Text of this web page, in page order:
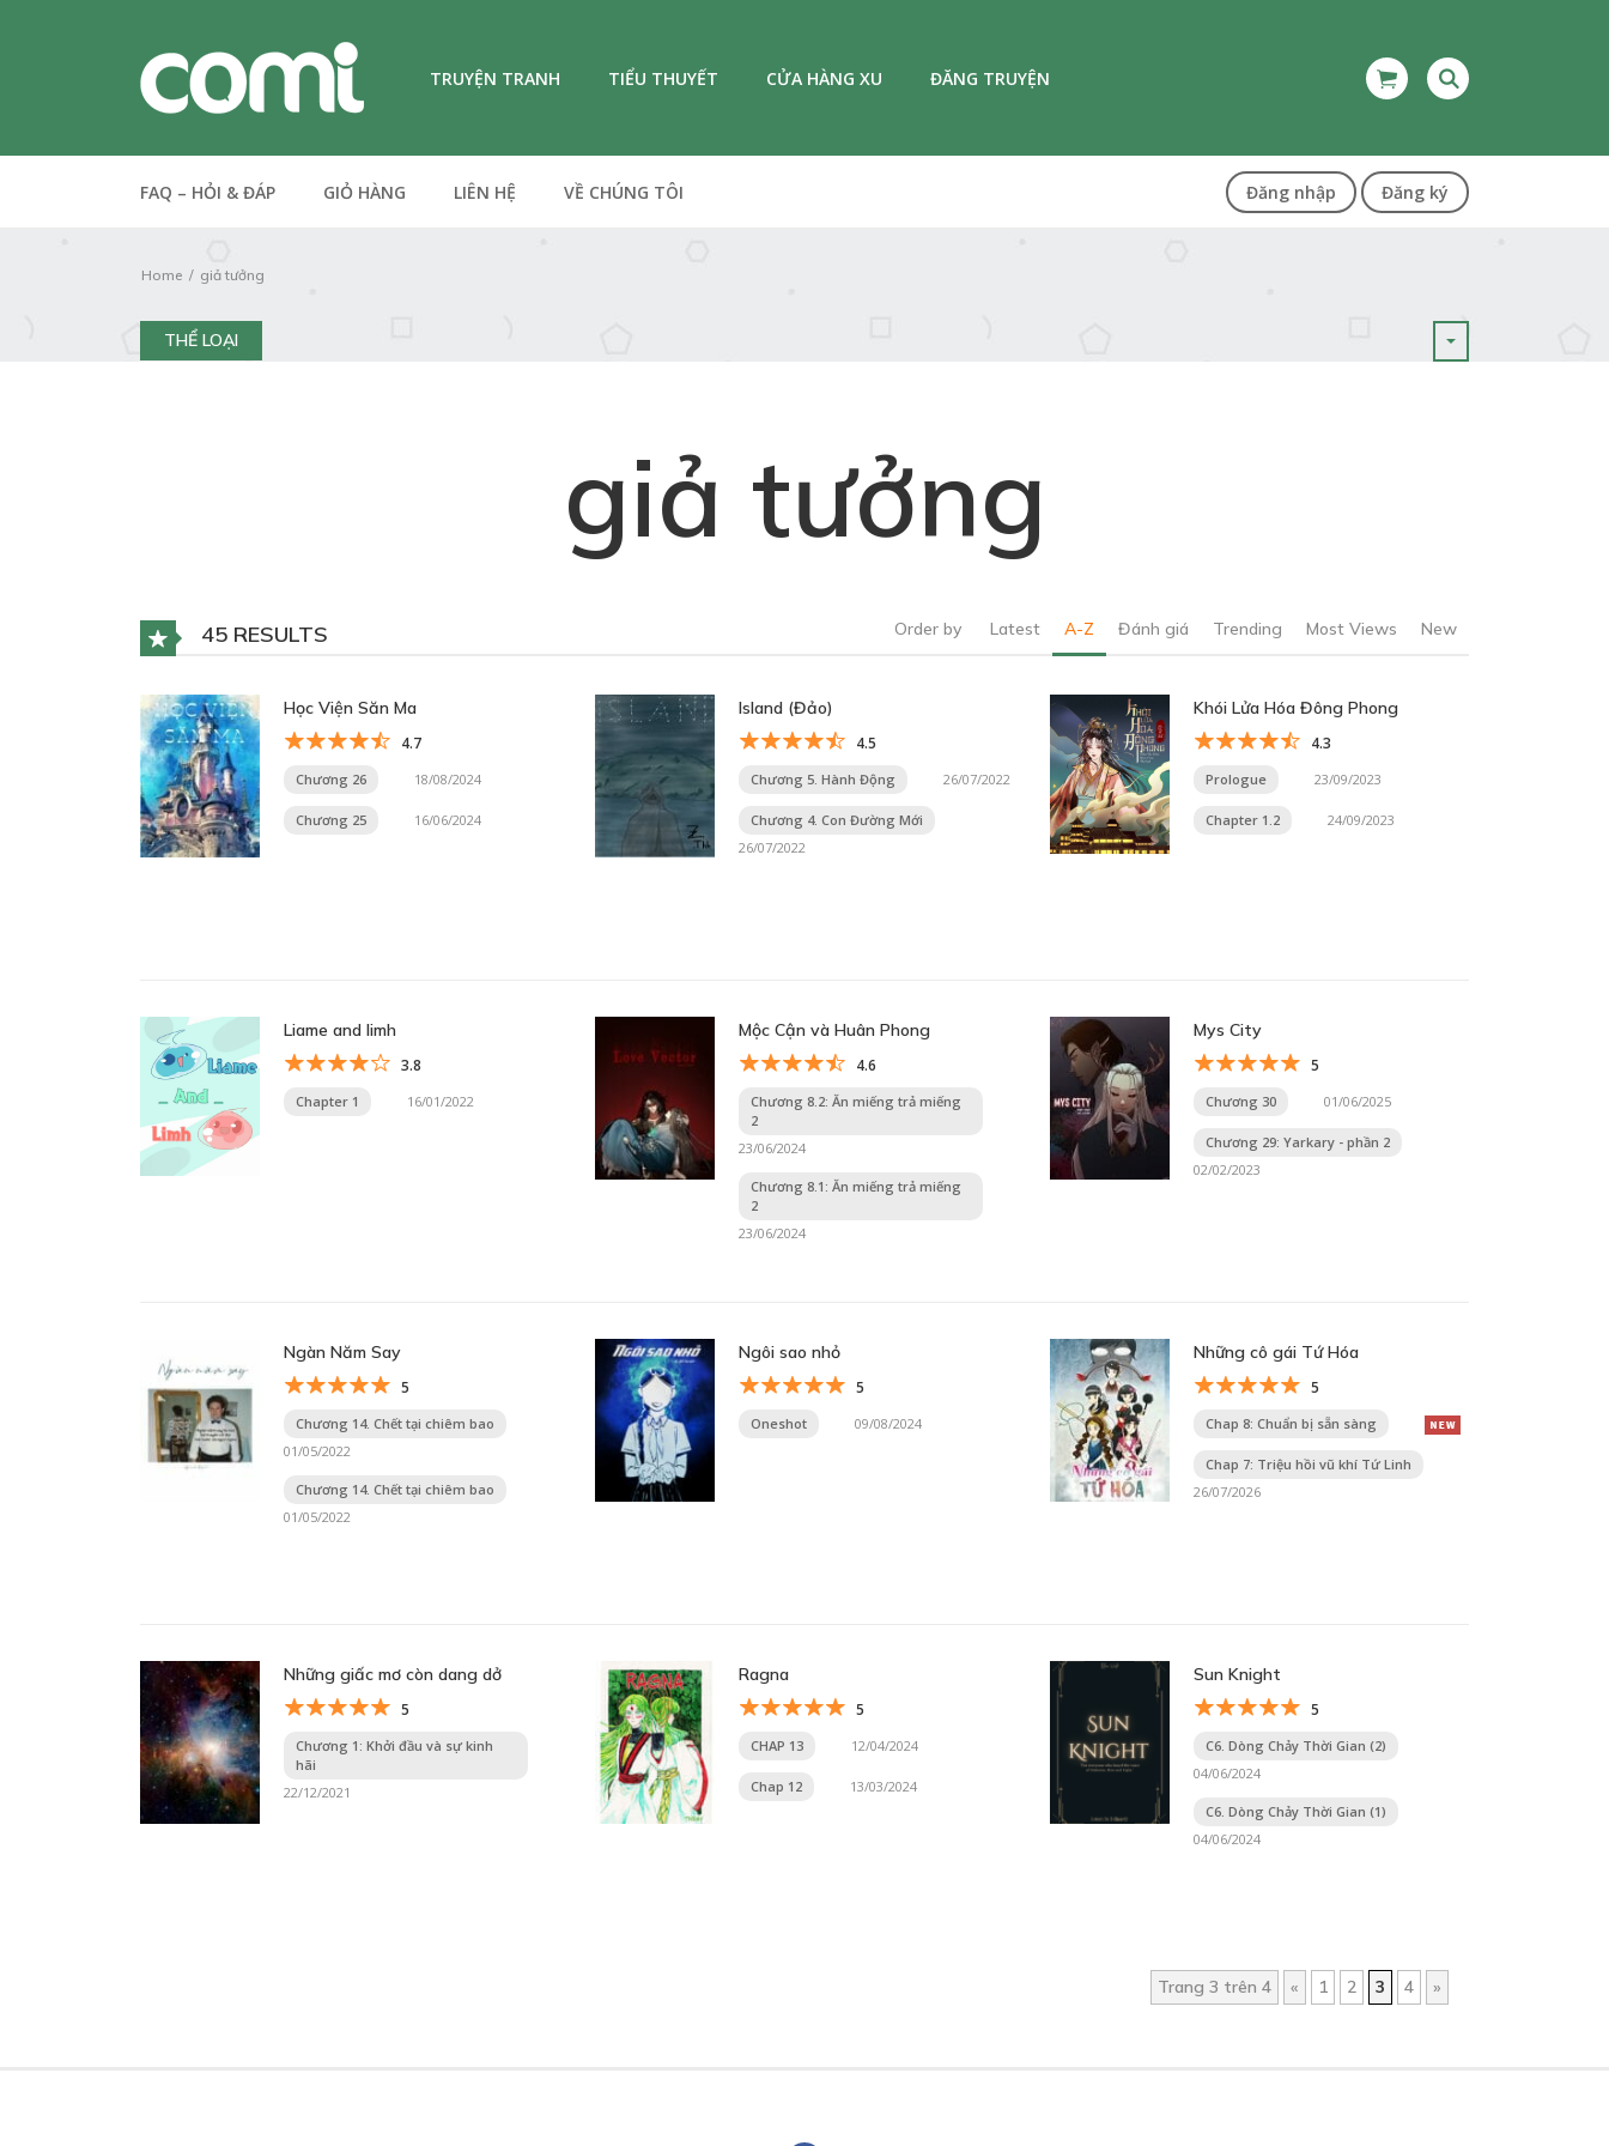
TRUYỆN TRANH TIỂU THUYẾT CỬA HÀNG XU ĐĂNG TRUYỆN
FAQ – HỎI & ĐÁP GIỎ HÀNG LIÊN HỆ VỀ CHÚNG TÔI Đăng nhập Đăng ký
Home giả tưởng
THỂ LOẠI
giả tưởng
45 RESULTS Order by Latest A-Z Đánh giá Trending Most Views New
Học Viện Săn Ma
4.7
Chương 26 18/08/2024
Chương 25 16/06/2024
Island (Đảo)
4.5
Chương 5. Hành Động 26/07/2022
Chương 4. Con Đường Mới
26/07/2022
Khói Lửa Hóa Đông Phong
4.3
Prologue 23/09/2023
Chapter 1.2 24/09/2023
Liame and limh
3.8
Chapter 1 16/01/2022
Mộc Cận và Huân Phong
4.6
Chương 8.2: Ăn miếng trả miếng
2
23/06/2024
Chương 8.1: Ăn miếng trả miếng
2
23/06/2024
Mys City
5
Chương 30 01/06/2025
Chương 29: Yarkary - phần 2
02/02/2023
Ngàn Năm Say
5
Chương 14. Chết tại chiêm bao
01/05/2022
Chương 14. Chết tại chiêm bao
01/05/2022
Ngôi sao nhỏ
5
Oneshot 09/08/2024
Những cô gái Tứ Hóa
5
Chap 8: Chuẩn bị sẵn sàng
Chap 7: Triệu hồi vũ khí Tứ Linh
26/07/2026
Những giấc mơ còn dang dở
5
Chương 1: Khởi đầu và sự kinh
hãi
22/12/2021
Ragna
5
CHAP 13 12/04/2024
Chap 12 13/03/2024
Sun Knight
5
C6. Dòng Chảy Thời Gian (2)
04/06/2024
C6. Dòng Chảy Thời Gian (1)
04/06/2024
Trang 3 trên 4 « 1 2 3 4 »